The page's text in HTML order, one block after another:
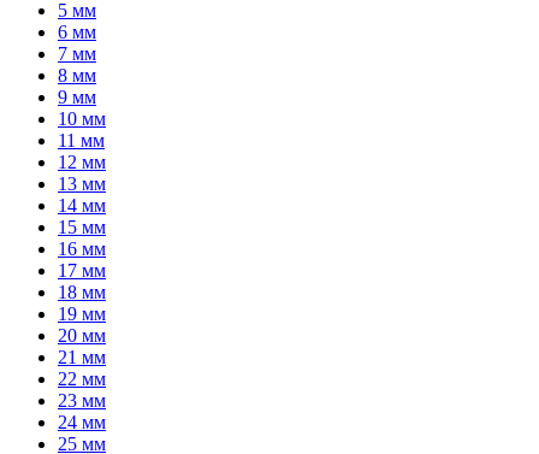
5 мм
6 мм
7 мм
8 мм
9 мм
10 мм
11 мм
12 мм
13 мм
14 мм
15 мм
16 мм
17 мм
18 мм
19 мм
20 мм
21 мм
22 мм
23 мм
24 мм
25 мм